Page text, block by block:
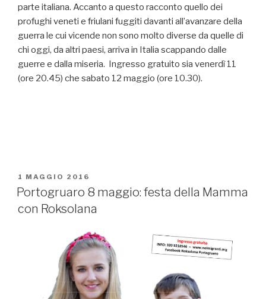
parte italiana. Accanto a questo racconto quello dei
profughi veneti e friulani fuggiti davanti all’avanzare della
guerra le cui vicende non sono molto diverse da quelle di
chi oggi, da altri paesi, arriva in Italia scappando dalle
guerre e dalla miseria. Ingresso gratuito sia venerdì 11
(ore 20.45) che sabato 12 maggio (ore 10.30).
PUBBLICATO
IL
1 MAGGIO 2016
Portogruaro 8 maggio: festa della Mamma
con Roksolana